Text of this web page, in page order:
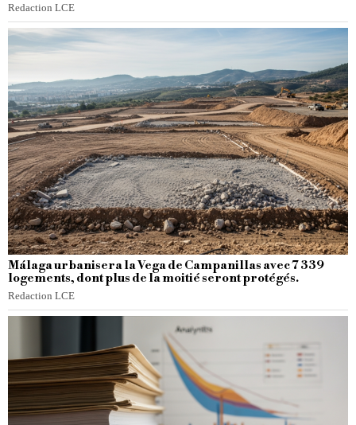
Redaction LCE
Málaga urbanisera la Vega de Campanillas avec 7 339
logements, dont plus de la moitié seront protégés.
Redaction LCE